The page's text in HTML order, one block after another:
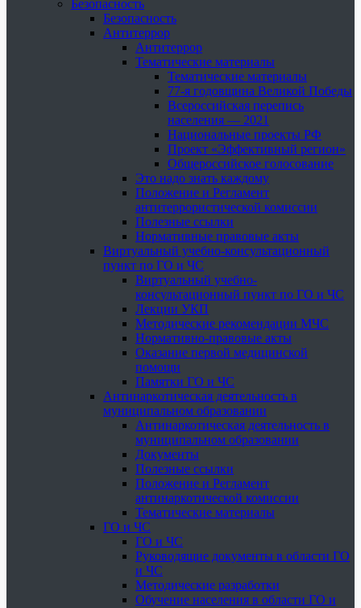
Безопасность
Безопасность
Антитеррор
Антитеррор
Тематические материалы
Тематические материалы
77-я годовщина Великой Победы
Всероссийская перепись
населения — 2021
Национальные проекты РФ
Проект «Эффективный регион»
Общероссийское голосование
Это надо знать каждому
Положение и Регламент
антитеррористической комиссии
Полезные ссылки
Нормативные правовые акты
Виртуальный учебно-консультационный
пункт по ГО и ЧС
Виртуальный учебно-
консультационный пункт по ГО и ЧС
Лекции УКП
Методические рекомендации МЧС
Нормативно-правовые акты
Оказание первой медицинской
помощи
Памятки ГО и ЧС
Антинаркотическая деятельность в
муниципальном образовании
Антинаркотическая деятельность в
муниципальном образовании
Документы
Полезные ссылки
Положение и Регламент
антинаркотической комиссии
Тематические материалы
ГО и ЧС
ГО и ЧС
Руководящие документы в области ГО
и ЧС
Методические разработки
Обучение населения в области ГО и